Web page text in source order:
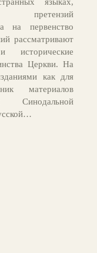
претензий
на первенство
рассматривают
исторические
Церкви. На
как для
материалов
Синодальной